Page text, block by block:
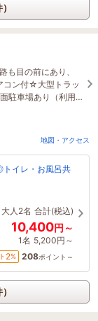
も目の前にあり、
ン付☆大型トラッ
駐車場あり（利用
もご用意♪
地図・アクセス
イレ・お風呂共
大人2名 合計(税込)
10,400円～
1名 5,200円～
2% 208ポイント～